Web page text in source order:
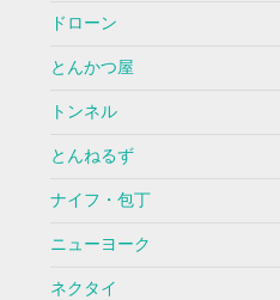
ドローン
とんかつ屋
トンネル
とんねるず
ナイフ・包丁
ニューヨーク
ネクタイ